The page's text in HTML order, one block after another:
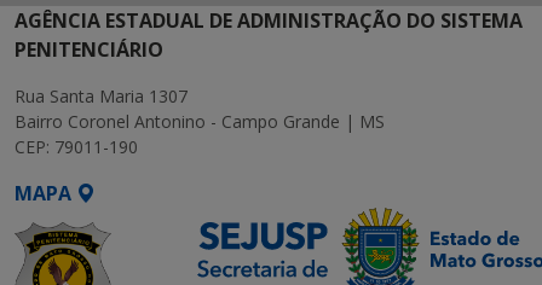
AGÊNCIA ESTADUAL DE ADMINISTRAÇÃO DO SISTEMA
PENITENCIÁRIO
Rua Santa Maria 1307
Bairro Coronel Antonino - Campo Grande | MS
CEP: 79011-190
MAPA